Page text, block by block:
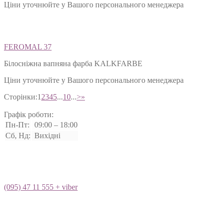
Ціни уточнюйте у Вашого персонального менеджера
FEROMAL 37
Білосніжна вапняна фарба KALKFARBE
Ціни уточнюйте у Вашого персонального менеджера
Сторінки:12345...10...>»
Графік роботи:
Пн-Пт:
09:00 – 18:00
Сб, Нд: Вихідні
(095) 47 11 555 + viber